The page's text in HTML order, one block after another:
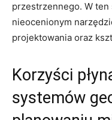
przestrzennego. W
nieocenionym
‍projektowania oraz
Korzyści
systemów